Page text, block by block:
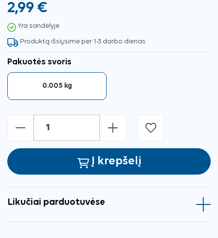
2,99 €
Yra sandėlyje
Produktą išsiųsime per 1-3 darbo dienas.
Pakuotės svoris
0.005 kg
- +
Į krepšelį
Likučiai parduotuvėse